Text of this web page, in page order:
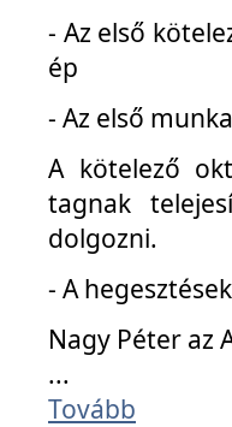
- Az első
ép
- Az első
A kötelező
tagnak
dolgozni.
- A
Nagy Péter az
...
Tovább